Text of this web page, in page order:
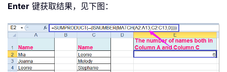
Enter 键获取结果，见下图：